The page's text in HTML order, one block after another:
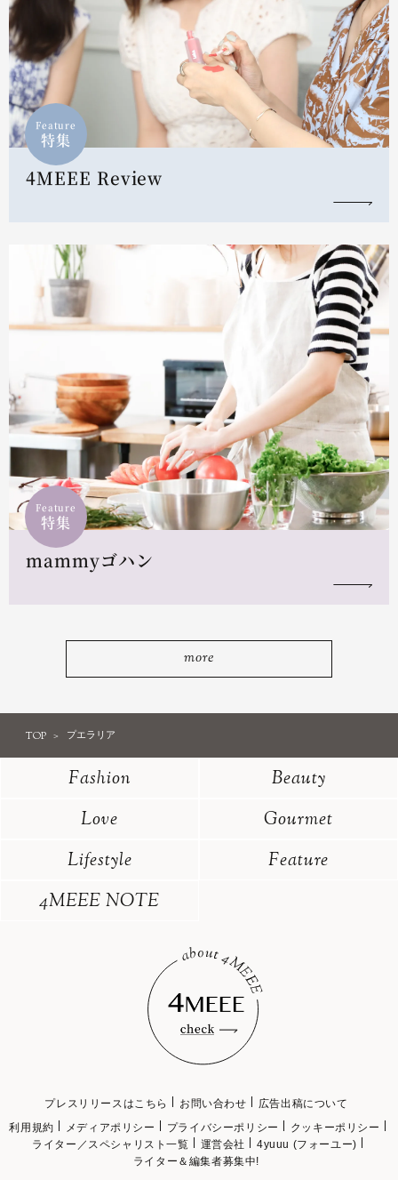
Feature
特集
4MEEE Review
Feature
特集
mammyゴハン
more
TOP プエラリア
Fashion
Beauty
Love
Gourmet
Lifestyle
Feature
4MEEE NOTE
プレスリリースはこちら お問い合わせ
広告出稿について
利用規約
メディアポリシー プライバシーポリシー
クッキーポリシー
ライター／スペシャリスト一覧
運営会社
4yuuu (フォーユー)
ライター＆編集者募集中!